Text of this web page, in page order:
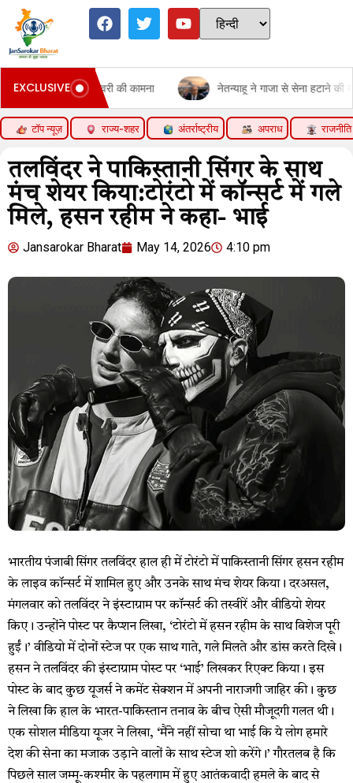
EXCLUSIVE
रिकवरी की कामना नेतन्याहू ने गाजा से सेना हटाने की योजना
टॉप न्यूज़ राज्य-शहर अंतर्राष्ट्रीय अपराध राजनीति
तलविंदर ने पाकिस्तानी सिंगर के साथ
मंच शेयर किया:टोरंटो में कॉन्सर्ट में गले
मिले, हसन रहीम ने कहा- भाई
Jansarokar Bharat May 14, 2026 4:10 pm
भारतीय पंजाबी सिंगर तलविंदर हाल ही में टोरंटो में पाकिस्तानी सिंगर हसन रहीम
के लाइव कॉन्सर्ट में शामिल हुए और उनके साथ मंच शेयर किया। दरअसल,
मंगलवार को तलविंदर ने इंस्टाग्राम पर कॉन्सर्ट की तस्वीरें और वीडियो शेयर
किए। उन्होंने पोस्ट पर कैप्शन लिखा, ‘टोरंटो में हसन रहीम के साथ विशेज पूरी
हुईं।’ वीडियो में दोनों स्टेज पर एक साथ गाते, गले मिलते और डांस करते दिखे।
हसन ने तलविंदर की इंस्टाग्राम पोस्ट पर ‘भाई’ लिखकर रिएक्ट किया। इस
पोस्ट के बाद कुछ यूजर्स ने कमेंट सेक्शन में अपनी नाराजगी जाहिर की। कुछ
ने लिखा कि हाल के भारत-पाकिस्तान तनाव के बीच ऐसी मौजूदगी गलत थी।
एक सोशल मीडिया यूजर ने लिखा, ‘मैंने नहीं सोचा था भाई कि ये लोग हमारे
देश की सेना का मजाक उड़ाने वालों के साथ स्टेज शो करेंगे।’ गौरतलब है कि
पिछले साल जम्मू-कश्मीर के पहलगाम में हुए आतंकवादी हमले के बाद से